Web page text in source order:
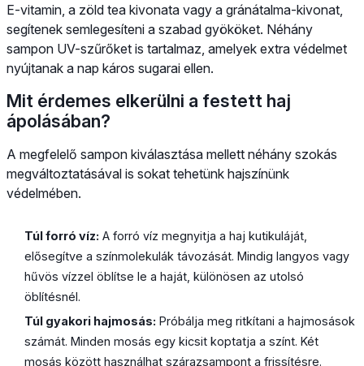
E-vitamin, a zöld tea kivonata vagy a gránátalma-kivonat,
segítenek semlegesíteni a szabad gyököket. Néhány
sampon UV-szűrőket is tartalmaz, amelyek extra védelmet
nyújtanak a nap káros sugarai ellen.
Mit érdemes elkerülni a festett haj
ápolásában?
A megfelelő sampon kiválasztása mellett néhány szokás
megváltoztatásával is sokat tehetünk hajszínünk
védelmében.
Túl forró víz: A forró víz megnyitja a haj kutikuláját,
elősegítve a színmolekulák távozását. Mindig langyos vagy
hűvös vízzel öblítse le a haját, különösen az utolsó
öblítésnél.
Túl gyakori hajmosás: Próbálja meg ritkítani a hajmosások
számát. Minden mosás egy kicsit koptatja a színt. Két
mosás között használhat szárazsampont a frissítésre.